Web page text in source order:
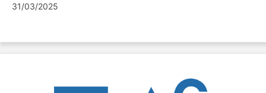
31/03/2025